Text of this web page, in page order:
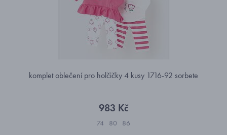
komplet oblečení pro holčičky 4 kusy 1716-92 sorbete
983 Kč
74 80 86